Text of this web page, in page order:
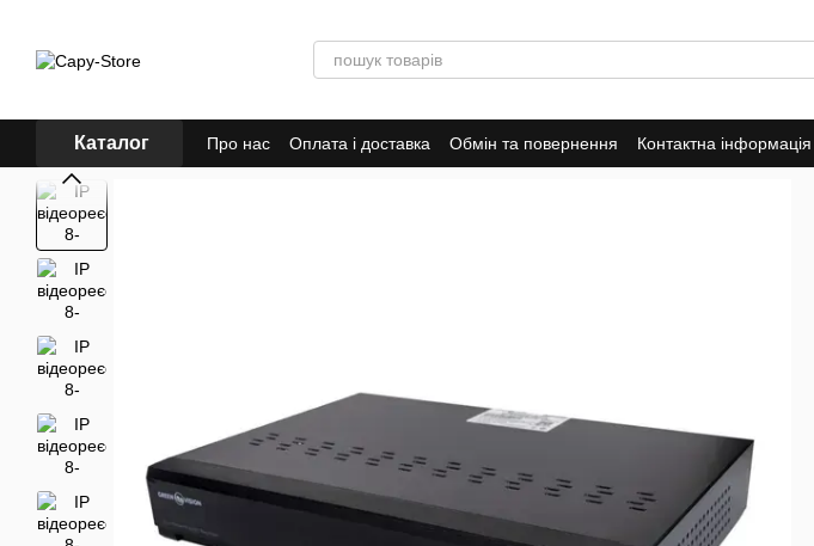
Каталог Про нас Оплата і доставка Обмін та повернення Контактна інформація
Відгуки про магазин